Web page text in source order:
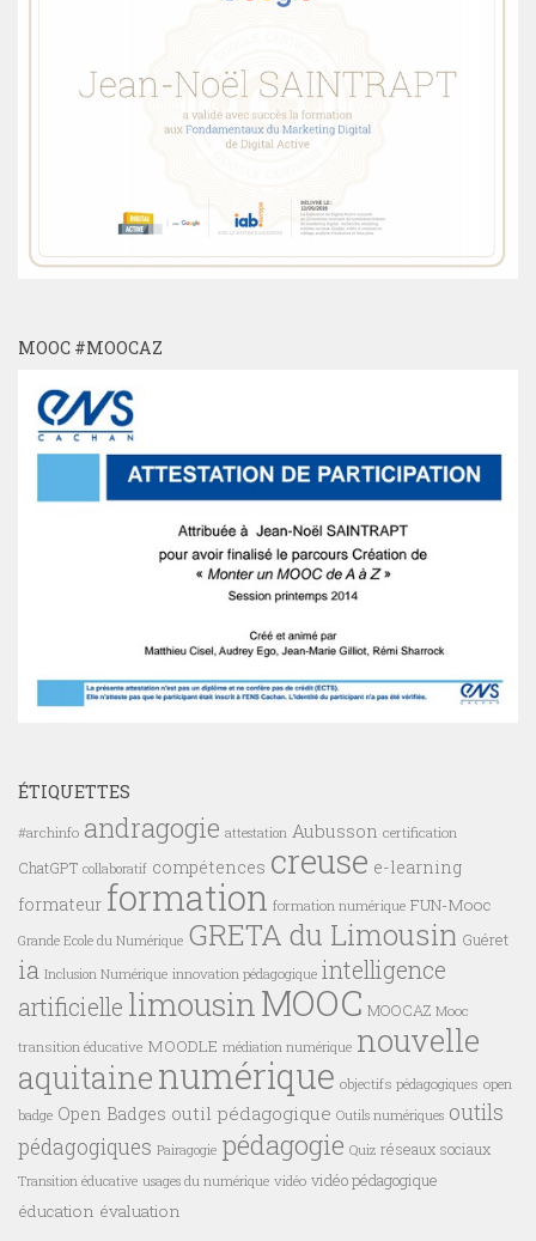
MOOC #MOOCAZ
ÉTIQUETTES
#archinfo andragogie attestation Aubusson certification
ChatGPT collaboratif compétences creuse e-learning
formateur formation formation numérique FUN-Mooc
Grande Ecole du Numérique GRETA du Limousin Guéret
ia Inclusion Numérique innovation pédagogique intelligence
artificielle limousinMOOC MOOCAZ Mooc
transition éducative MOODLE médiation numérique nouvelle
aquitainenumérique objectifs pédagogiques open
badge Open Badges outil pédagogique Outils numériques outils
pédagogiques Pairagogie pédagogie Quiz réseaux sociaux
Transition éducative usages du numérique vidéo vidéo pédagogique
éducation évaluation